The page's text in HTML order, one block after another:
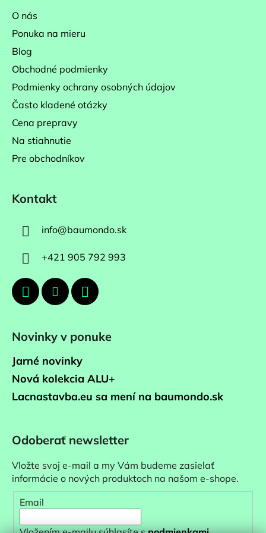
O nás
Ponuka na mieru
Blog
Obchodné podmienky
Podmienky ochrany osobných údajov
Často kladené otázky
Cena prepravy
Na stiahnutie
Pre obchodníkov
Kontakt
info@baumondo.sk
+421 905 792 993
Novinky v ponuke
Jarné novinky
Nová kolekcia ALU+
Lacnastavba.eu sa mení na baumondo.sk
Odoberať newsletter
Vložte svoj e-mail a my Vám budeme zasielať
informácie o nových produktoch na našom e-shope.
Email